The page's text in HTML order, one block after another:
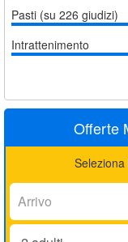
Pasti (su 226 giudizi)
Intrattenimento
Offerte
Arrivo:
Adulti: